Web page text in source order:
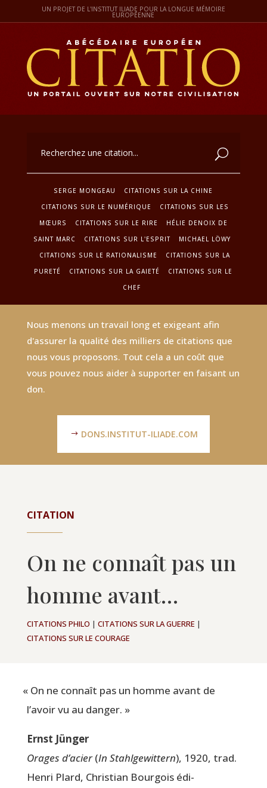
UN PROJET DE L'INSTITUT ILIADE POUR LA LONGUE MÉMOIRE
EUROPÉENNE
SERGE MONGEAU
CITATIONS SUR LA CHINE
CITATIONS SUR LE NUMÉRIQUE
CITATIONS SUR LES
MŒURS
CITATIONS SUR LE RIRE
HÉLIE DENOIX DE
SAINT MARC
CITATIONS SUR L'ESPRIT
MICHAEL LÖWY
CITATIONS SUR LE RATIONALISME
CITATIONS SUR LA
PURETÉ
CITATIONS SUR LA GAIETÉ
CITATIONS SUR LE
CHEF
Nous menons un travail long et exigeant afin
d'assurer la qualité des milliers de citations que
nous vous proposons. Tout cela a un coût que
vous pouvez nous aider à supporter en faisant un
don.
DONS.INSTITUT-ILIADE.COM
CITATION
On ne connaît pas un
homme avant…
CITATIONS PHILO | CITATIONS SUR LA GUERRE |
CITATIONS SUR LE COURAGE
« On ne connaît pas un homme avant de
l’avoir vu au danger. »
Ernst Jün­ger
Orages d’acier(In Stahl­ge­wit­tern), 1920, trad.
Hen­ri Plard, Chris­tian Bour­gois édi­